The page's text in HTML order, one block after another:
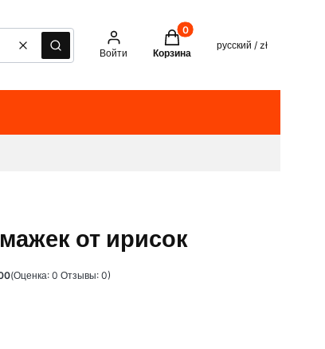
ОчиститьПоиск Войти
Товары в корзине: 0. See
Корзина
русский / zł
от ирисок
(Оценка: 0 Отзывы: 0)